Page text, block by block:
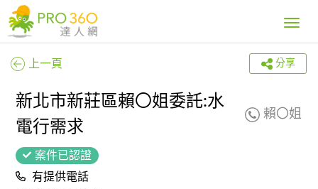
Toggle
上一頁 分享
新北市新莊區賴〇姐委託:水
電行需求
賴〇姐
案件已認證
有提供電話